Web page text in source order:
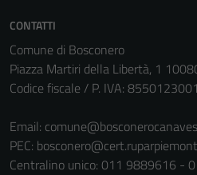
CONTATTI
Comune di Bosconero
Piazza Martiri della Libertà, 1
Codice fiscale / P. IVA:
Email:
PEC:
Centralino unico: 011 9889616 -